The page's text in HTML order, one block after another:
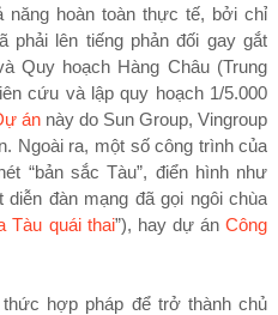
hoàn toàn thực tế, bởi chỉ
phải lên tiếng phản đối gay gắt
Quy hoạch Hàng Châu (Trung
cứu và lập quy hoạch 1/5.000
ánnày do Sun Group, Vingroup
Ngoài ra, một số công trình của
“bản sắc Tàu”, điển hình như
đàn mạng đã gọi ngôi chùa
Tàu quái thai”), hay dự ánCông
hợp pháp để trở thành chủ